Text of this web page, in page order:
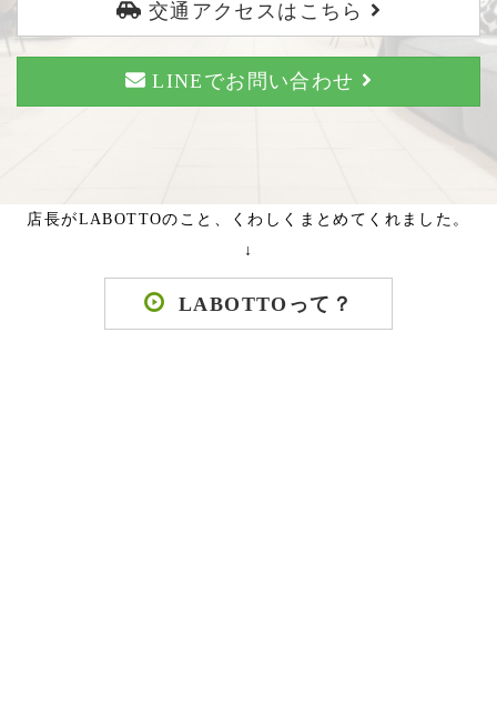
交通アクセスはこちら
LINEでお問い合わせ
店長がLABOTTOのこと、くわしくまとめてくれました。
↓
LABOTTOって？